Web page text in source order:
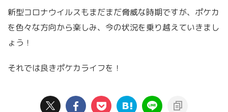
新型コロナウイルスもまだまだ脅威な時期ですが、ポケカ
を色々な方向から楽しみ、今の状況を乗り越えていきまし
ょう！
それでは良きポケカライフを！